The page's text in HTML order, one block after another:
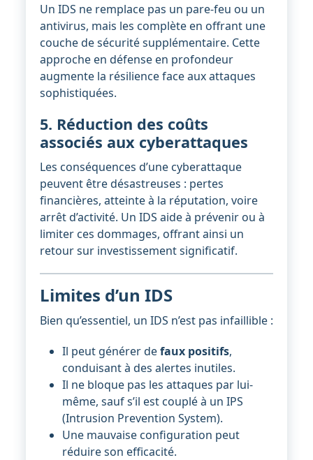
Un IDS ne remplace pas un pare-feu ou un
antivirus, mais les complète en offrant une
couche de sécurité supplémentaire. Cette
approche en défense en profondeur
augmente la résilience face aux attaques
sophistiquées.
5. Réduction des coûts
associés aux cyberattaques
Les conséquences d’une cyberattaque
peuvent être désastreuses : pertes
financières, atteinte à la réputation, voire
arrêt d’activité. Un IDS aide à prévenir ou à
limiter ces dommages, offrant ainsi un
retour sur investissement significatif.
Limites d’un IDS
Bien qu’essentiel, un IDS n’est pas infaillible :
Il peut générer defaux positifs,
conduisant à des alertes inutiles.
Il ne bloque pas les attaques par lui-
même, sauf s’il est couplé à un IPS
(Intrusion Prevention System).
Une mauvaise configuration peut
réduire son efficacité.